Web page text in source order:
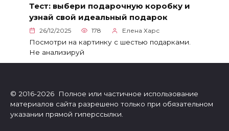
Тест: выбери подарочную коробку и
узнай свой идеальный подарок
26/12/2025 178 Елена Харс
Посмотри на картинку с шестью подарками.
Не анализируй
© 2016-2026 Полное или частичное использование
материалов сайта разрешено только при обязательном
указании прямой гиперссылки.